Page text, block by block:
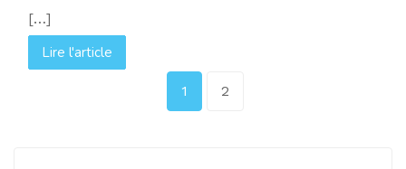
Lire l'article
Lire l'article
Lire l'article
Lire l'article
Lire l'article
Lire l'article
Lire l'article
Lire l'article
Lire l'article
[…]
Lire l'article
1 2